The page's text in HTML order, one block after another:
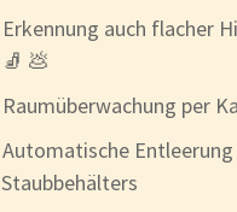
Erkennung auch flacher
🧦 💩
Raumüberwachung per
Automatische
Staubbehälters